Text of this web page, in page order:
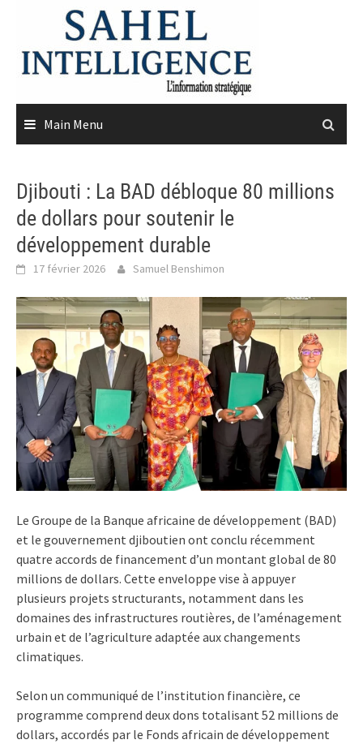
content
Main Menu
Djibouti : La BAD débloque 80 millions
de dollars pour soutenir le
développement durable
17 février 2026 Samuel Benshimon
Le Groupe de la Banque africaine de développement (BAD)
et le gouvernement djiboutien ont conclu récemment
quatre accords de financement d’un montant global de 80
millions de dollars. Cette enveloppe vise à appuyer
plusieurs projets structurants, notamment dans les
domaines des infrastructures routières, de l’aménagement
urbain et de l’agriculture adaptée aux changements
climatiques.
Selon un communiqué de l’institution financière, ce
programme comprend deux dons totalisant 52 millions de
dollars, accordés par le Fonds africain de développement